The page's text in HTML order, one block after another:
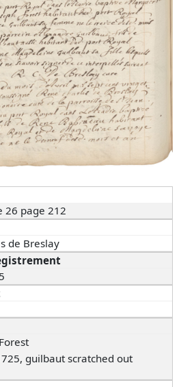
26 page 212
de Breslay
guilbaut scratched out